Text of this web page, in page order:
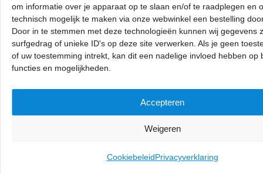
om informatie over je apparaat op te slaan en/of te raadplegen en
technisch mogelijk te maken via onze webwinkel een bestelling
Door in te stemmen met deze technologieën kunnen wij gegevens
surfgedrag of unieke ID's op deze site verwerken. Als je geen
of uw toestemming intrekt, kan dit een nadelige invloed hebben op
functies en mogelijkheden.
Accepteren
Weigeren
CookiebeleidPrivacyverklaring
Toevoegen aan winkelwagen